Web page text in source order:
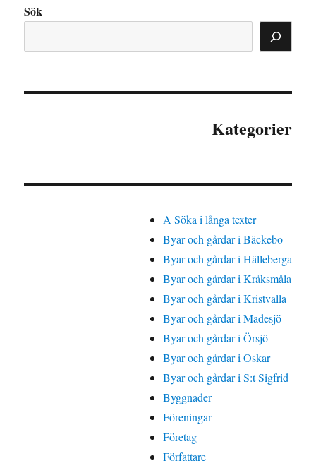
Sök
Kategorier
A Söka i långa texter
Byar och gårdar i Bäckebo
Byar och gårdar i Hälleberga
Byar och gårdar i Kråksmåla
Byar och gårdar i Kristvalla
Byar och gårdar i Madesjö
Byar och gårdar i Örsjö
Byar och gårdar i Oskar
Byar och gårdar i S:t Sigfrid
Byggnader
Föreningar
Företag
Författare